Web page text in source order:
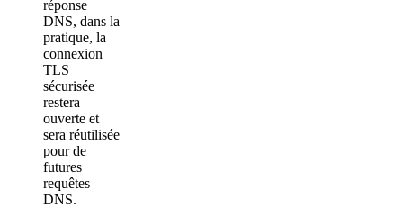
réponse
DNS, dans la
pratique, la
connexion
TLS
sécurisée
restera
ouverte et
sera réutilisée
pour de
futures
requêtes
DNS.